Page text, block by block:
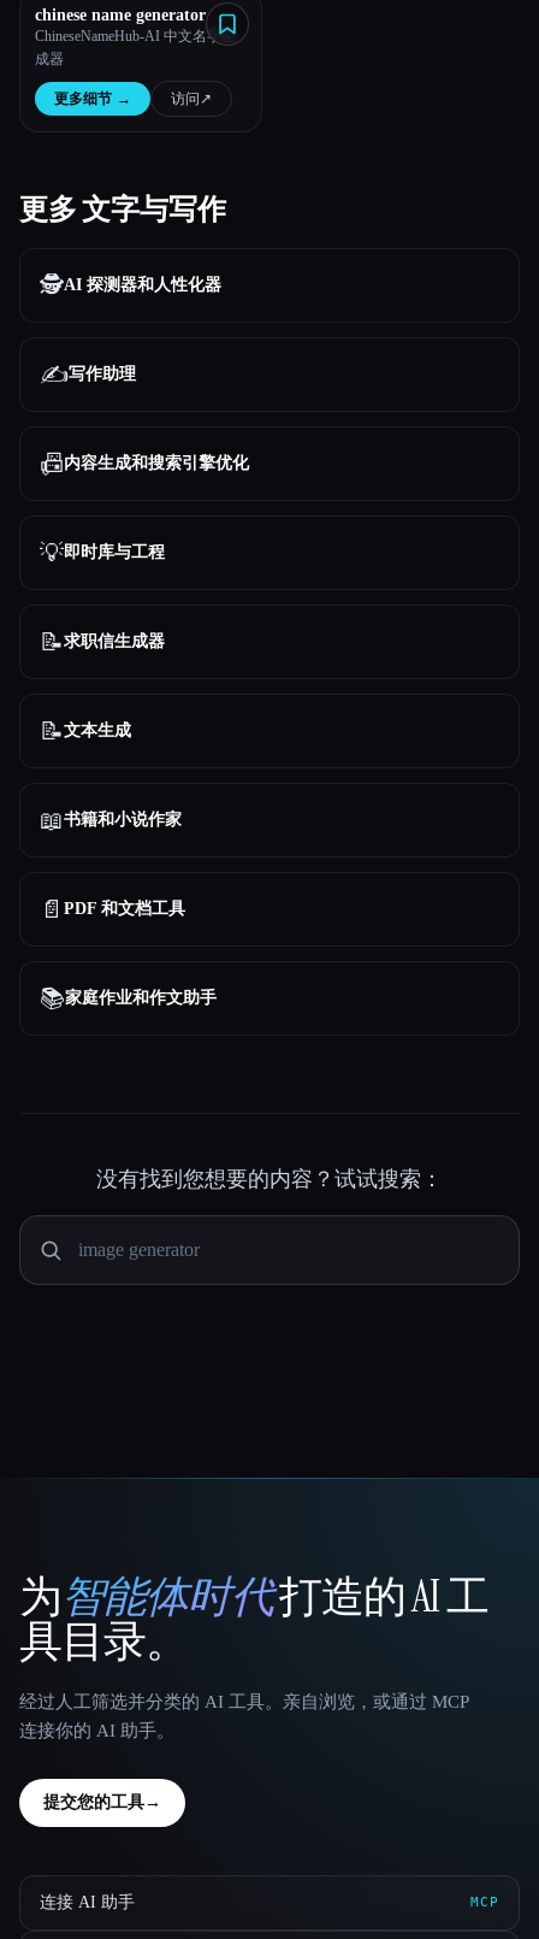
chinese name generator
ChineseNameHub-AI 中文名字生
成器
更多细节 → 访问 ↗︎
更多 文字与写作
🕵️AI 探测器和人性化器
✍️写作助理
📠内容生成和搜索引擎优化
💡即时库与工程
📝求职信生成器
📝文本生成
📖书籍和小说作家
📄 PDF 和文档工具
📚家庭作业和作文助手
没有找到您想要的内容？试试搜索：
That AI Collection
为智能体时代打造的 AI 工
具目录。
经过人工筛选并分类的 AI 工具。亲自浏览，或通过 MCP
连接你的 AI 助手。
提交您的工具→
连接 AI 助手 MCP